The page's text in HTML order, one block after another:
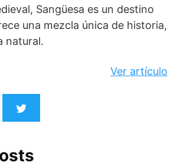
Sangüesa es un destino
una mezcla única de historia,
natural.
Ver artículo